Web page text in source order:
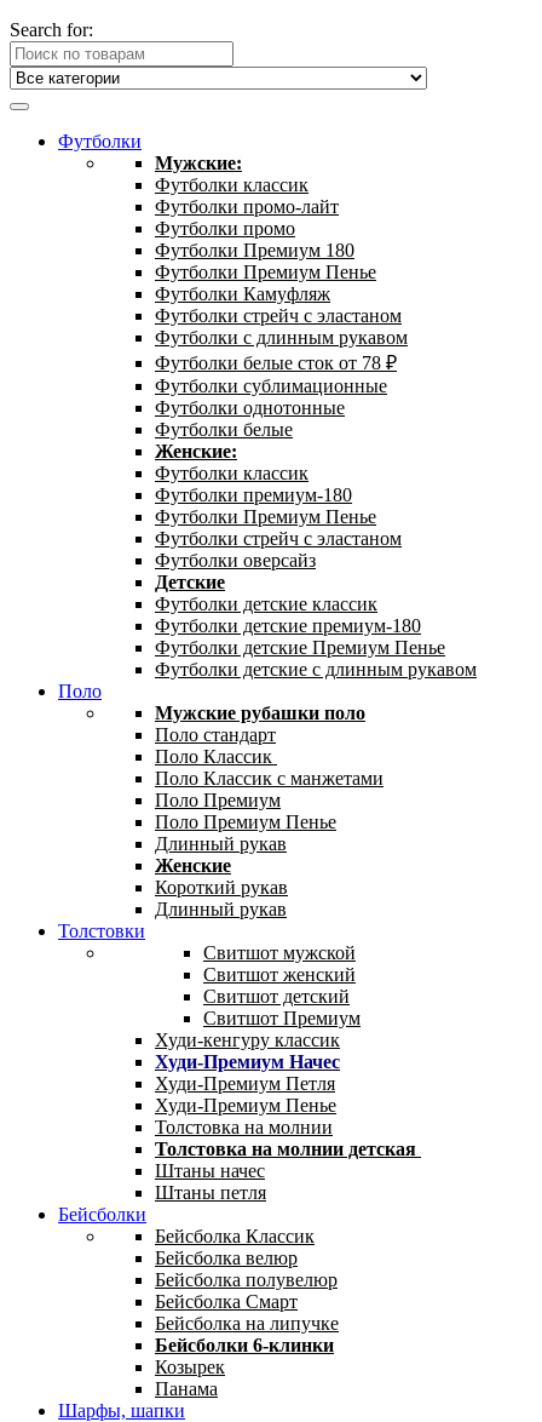
Search for:
Футболки
Мужские:
Футболки классик
Футболки промо-лайт
Футболки промо
Футболки Премиум 180
Футболки Премиум Пенье
Футболки Камуфляж
Футболки стрейч с эластаном
Футболки с длинным рукавом
Футболки белые сток от 78 ₽
Футболки сублимационные
Футболки однотонные
Футболки белые
Женские:
Футболки классик
Футболки премиум-180
Футболки Премиум Пенье
Футболки стрейч с эластаном
Футболки оверсайз
Детские
Футболки детские классик
Футболки детские премиум-180
Футболки детские Премиум Пенье
Футболки детские с длинным рукавом
Поло
Мужские рубашки поло
Поло стандарт
Поло Классик
Поло Классик с манжетами
Поло Премиум
Поло Премиум Пенье
Длинный рукав
Женские
Короткий рукав
Длинный рукав
Толстовки
Свитшот мужской
Свитшот женский
Свитшот детский
Свитшот Премиум
Худи-кенгуру классик
Худи-Премиум Начес
Худи-Премиум Петля
Худи-Премиум Пенье
Толстовка на молнии
Толстовка на молнии детская
Штаны начес
Штаны петля
Бейсболки
Бейсболка Классик
Бейсболка велюр
Бейсболка полувелюр
Бейсболка Смарт
Бейсболка на липучке
Бейсболки 6-клинки
Козырек
Панама
Шарфы, шапки